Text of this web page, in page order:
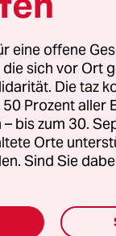
Wo der
Lutz
und
eine offene
sich vor Ort
Die taz
Prozent aller
– bis zum 30.
Orte
Sind Sie